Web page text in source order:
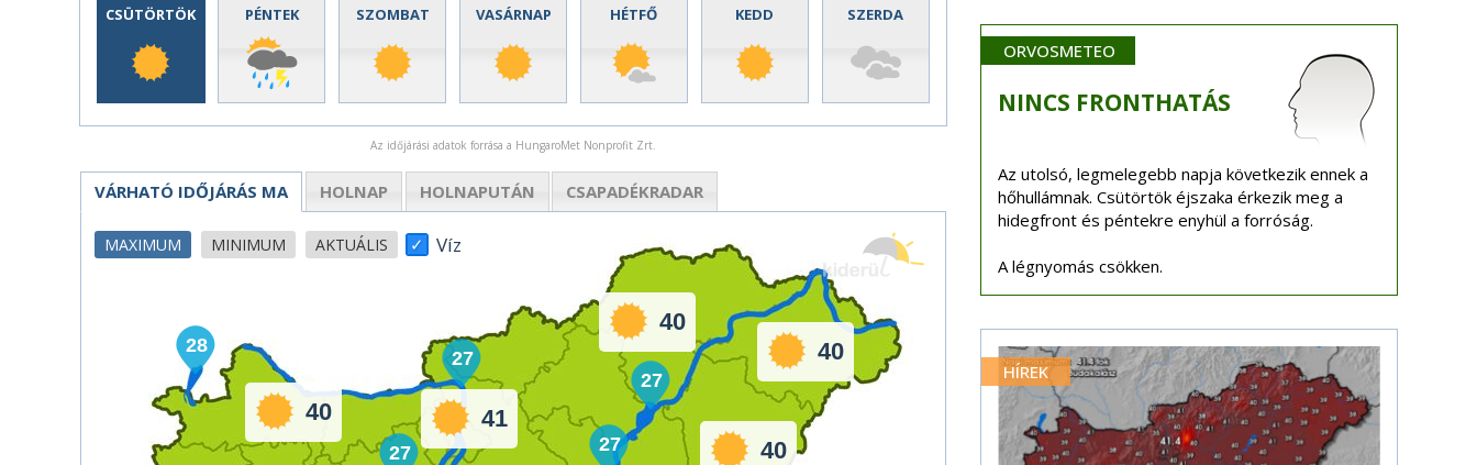
CSÜTÖRTÖK PÉNTEK SZOMBAT VASÁRNAP HÉTFŐ KEDD SZERDA
Az időjárási adatok forrása a HungaroMet Nonprofit Zrt.
VÁRHATÓ IDŐJÁRÁS MA HOLNAP HOLNAPUTÁN CSAPADÉKRADAR
40 41
40
40
40
27
27
28
27
27
Víz
MAXIMUM MINIMUM AKTUÁLIS
ORVOSMETEO
NINCS FRONTHATÁS
Az utolsó, legmelegebb napja következik ennek a
hőhullámnak. Csütörtök éjszaka érkezik meg a
hidegfront és péntekre enyhül a forróság.
A légnyomás csökken.
HÍREK